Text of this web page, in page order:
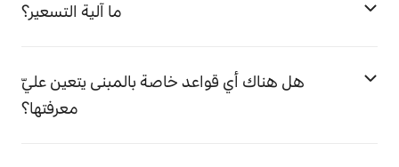
ما آلية التسعير؟
هل هناك أي قواعد خاصة بالمبنى يتعين عليّ
معرفتها؟